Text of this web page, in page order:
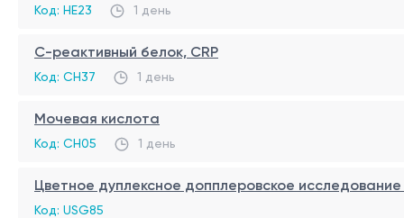
УЗИ коленных суставов является неинвазивным и
Показания к назначению УЗИ коленных суставов
Травмы коленного сустава: Для выявления
Код: HE23 1 день
С-реактивный белок, CRP
Код: CH37 1 день
Мочевая кислота
Код: CH05 1 день
Цветное дуплексное допплеровское
Код: USG85